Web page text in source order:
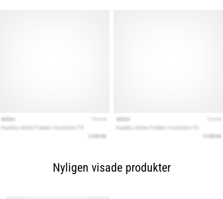
Nyligen visade produkter